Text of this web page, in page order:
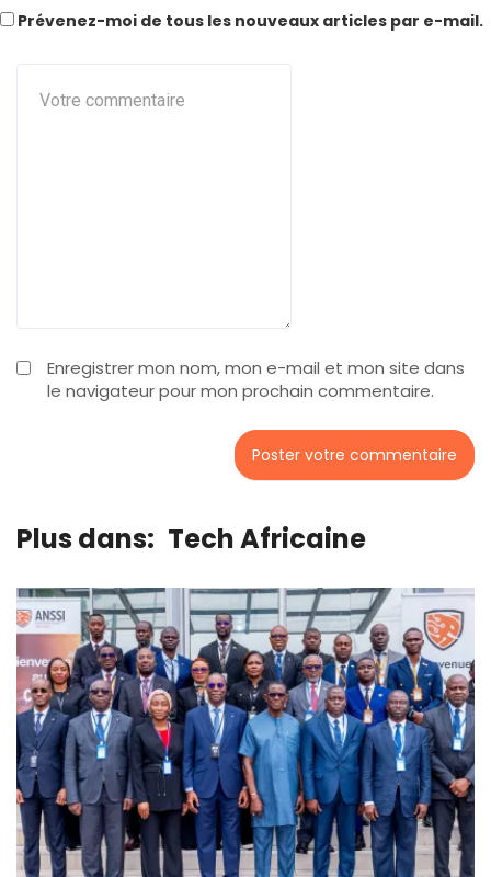
Enregistrer mon nom, mon e-mail et mon site dans
le navigateur pour mon prochain commentaire.
Prévenez-moi de tous les nouveaux articles par e-mail.
Plus dans: Tech Africaine